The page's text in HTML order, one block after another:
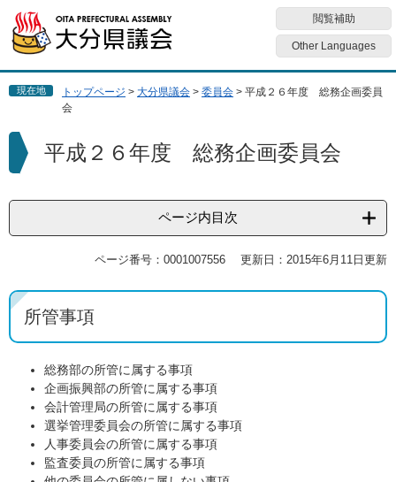
ジ
先
す
ュ
を
し
本
閲覧補助
Other Languages
現在地 トップページ > 大分県議会 > 委員会 > 平成２６年度 総務企画委員
会
本
平成２６年度 総務企画委員会
ページ内目次
ページ番号：0001007556 更新日：2015年6月11日更新
所管事項
総務部の所管に属する事項
企画振興部の所管に属する事項
会計管理局の所管に属する事項
選挙管理委員会の所管に属する事項
人事委員会の所管に属する事項
監査委員の所管に属する事項